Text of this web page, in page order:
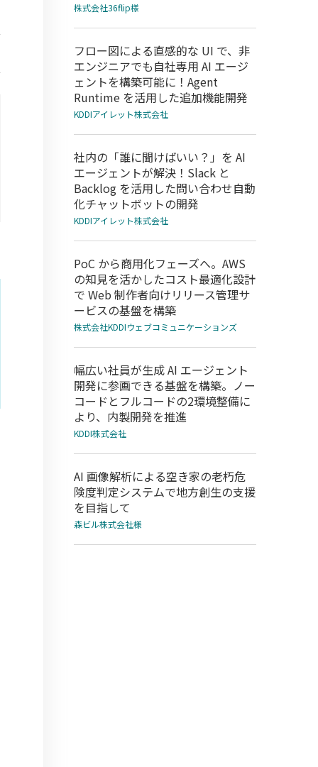
株式会社36flip様
フロー図による直感的な UI で、非
エンジニアでも自社専用 AI エージ
ェントを構築可能に！Agent
Runtime を活用した追加機能開発
KDDIアイレット株式会社
社内の「誰に聞けばいい？」を AI
エージェントが解決！Slack と
Backlog を活用した問い合わせ自動
化チャットボットの開発
KDDIアイレット株式会社
PoC から商用化フェーズへ。AWS
の知見を活かしたコスト最適化設計
で Web 制作者向けリリース管理サ
ービスの基盤を構築
株式会社KDDIウェブコミュニケーションズ
幅広い社員が生成 AI エージェント
開発に参画できる基盤を構築。ノー
コードとフルコードの2環境整備に
より、内製開発を推進
KDDI株式会社
AI 画像解析による空き家の老朽危
険度判定システムで地方創生の支援
を目指して
森ビル株式会社様